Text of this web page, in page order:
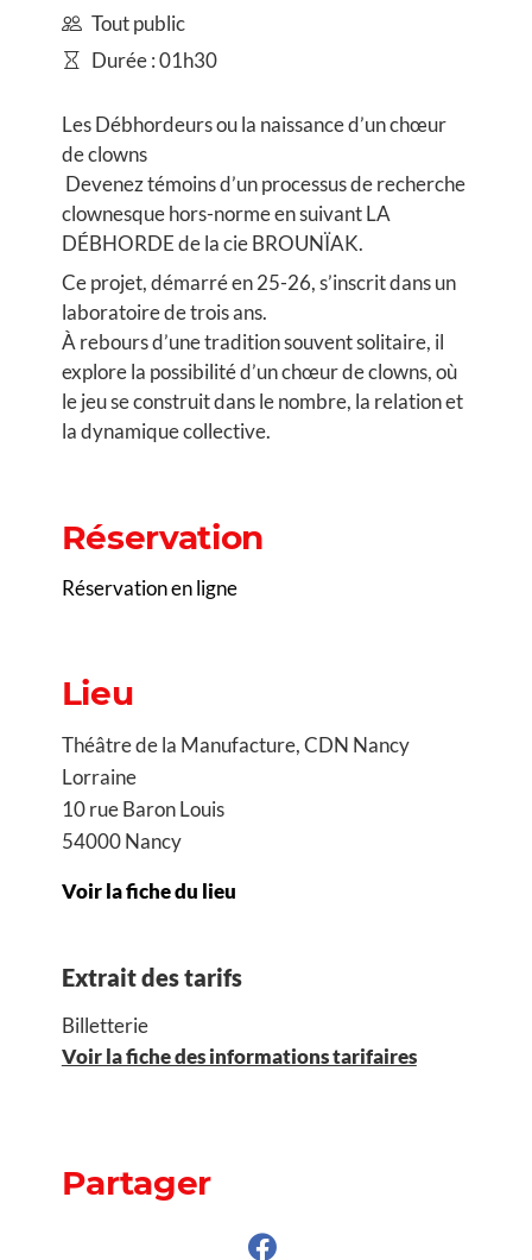
Tout public
Durée : 01h30
Les Débhordeurs ou la naissance d’un chœur
de clowns
Devenez témoins d’un processus de recherche
clownesque hors-norme en suivant LA
DÉBHORDE de la cie BROUNÏAK.
Ce projet, démarré en 25-26, s’inscrit dans un
laboratoire de trois ans.
À rebours d’une tradition souvent solitaire, il
explore la possibilité d’un chœur de clowns, où
le jeu se construit dans le nombre, la relation et
la dynamique collective.
Réservation
Réservation en ligne
Lieu
Théâtre de la Manufacture, CDN Nancy
Lorraine
10 rue Baron Louis
54000 Nancy
Voir la fiche du lieu
Extrait des tarifs
Billetterie
Voir la fiche des informations tarifaires
Partager